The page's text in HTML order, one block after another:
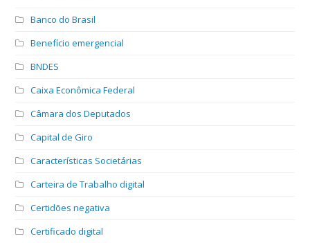
Banco do Brasil
Benefício emergencial
BNDES
Caixa Econômica Federal
Câmara dos Deputados
Capital de Giro
Características Societárias
Carteira de Trabalho digital
Certidões negativa
Certificado digital